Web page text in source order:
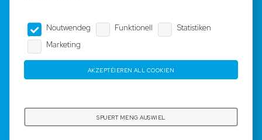
Impressum
Dateschutz
3W.LU
Noutwendeg Funktionell
Statistiken
Marketing
AKZEPTÉIEREN ALL COOKIEN
SPUERT MENG AUSWIEL